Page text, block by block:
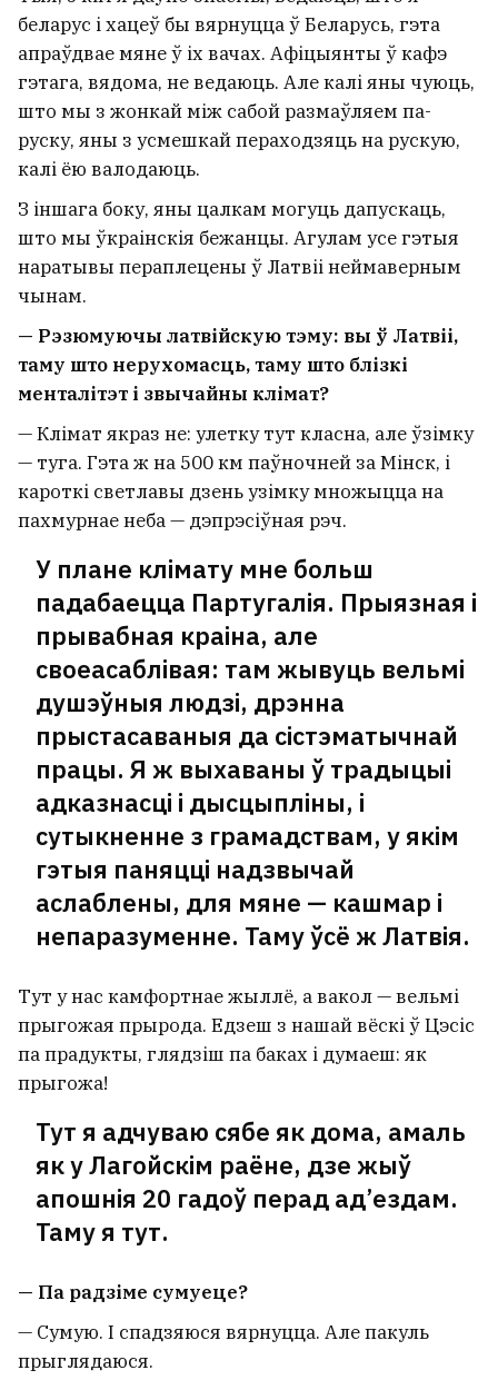
беларус і хацеў бы вярнуцца ў Беларусь, гэта
апраўдвае мяне ў іх вачах. Афіцыянты ў кафэ
гэтага, вядома, не ведаюць. Але калі яны чуюць,
што мы з жонкай між сабой размаўляем па-
руску, яны з усмешкай пераходзяць на рускую,
калі ёю валодаюць.
З іншага боку, яны цалкам могуць дапускаць,
што мы ўкраінскія бежанцы. Агулам усе гэтыя
наратывы пераплецены ў Латвіі неймаверным
чынам.
— Рэзюмуючы латвійскую тэму: вы ў Латвіі,
таму што нерухомасць, таму што блізкі
менталітэт і звычайны клімат?
— Клімат якраз не: улетку тут класна, але ўзімку
— туга. Гэта ж на 500 км паўночней за Мінск, і
кароткі светлавы дзень узімку множыцца на
пахмурнае неба — дэпрэсіўная рэч.
У плане клімату мне больш
падабаецца Партугалія. Прыязная і
прывабная краіна, але
своеасаблівая: там жывуць вельмі
душэўныя людзі, дрэнна
прыстасаваныя да сістэматычнай
працы. Я ж выхаваны ў традыцыі
адказнасці і дысцыпліны, і
сутыкненне з грамадствам, у якім
гэтыя паняцці надзвычай
аслаблены, для мяне — кашмар і
непаразуменне. Таму ўсё ж Латвія.
Тут у нас камфортнае жыллё, а вакол — вельмі
прыгожая прырода. Едзеш з нашай вёскі ў Цэсіс
па прадукты, глядзіш па баках і думаеш: як
прыгожа!
Тут я адчуваю сябе як дома, амаль
як у Лагойскім раёне, дзе жыў
апошнія 20 гадоў перад ад’ездам.
Таму я тут.
— Па радзіме сумуеце?
— Сумую. І спадзяюся вярнуцца. Але пакуль
прыглядаюся.